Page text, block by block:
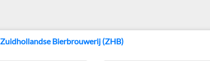
Zuidhollandse Bierbrouwerij (ZHB)